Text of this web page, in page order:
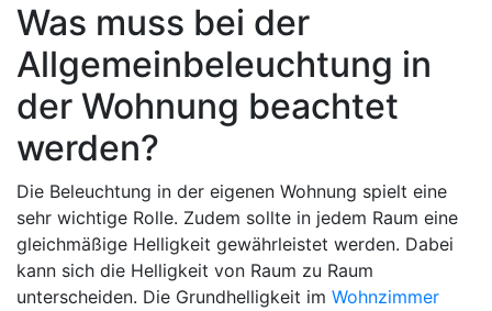
Was muss bei der
Allgemeinbeleuchtung in
der Wohnung beachtet
werden?
Die Beleuchtung in der eigenen Wohnung spielt eine
sehr wichtige Rolle. Zudem sollte in jedem Raum eine
gleichmäßige Helligkeit gewährleistet werden. Dabei
kann sich die Helligkeit von Raum zu Raum
unterscheiden. Die Grundhelligkeit im Wohnzimmer